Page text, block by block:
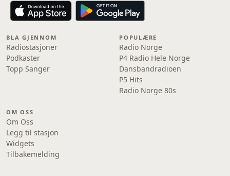
BLA GJENNOM
Radiostasjoner
Podkaster
Topp Sanger
POPULÆRE
Radio Norge
P4 Radio Hele Norge
Dansbandradioen
P5 Hits
Radio Norge 80s
OM OSS
Om Oss
Legg til stasjon
Widgets
Tilbakemelding